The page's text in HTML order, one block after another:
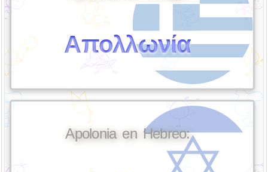
Απολλωνία
Apolonia en Hebreo: